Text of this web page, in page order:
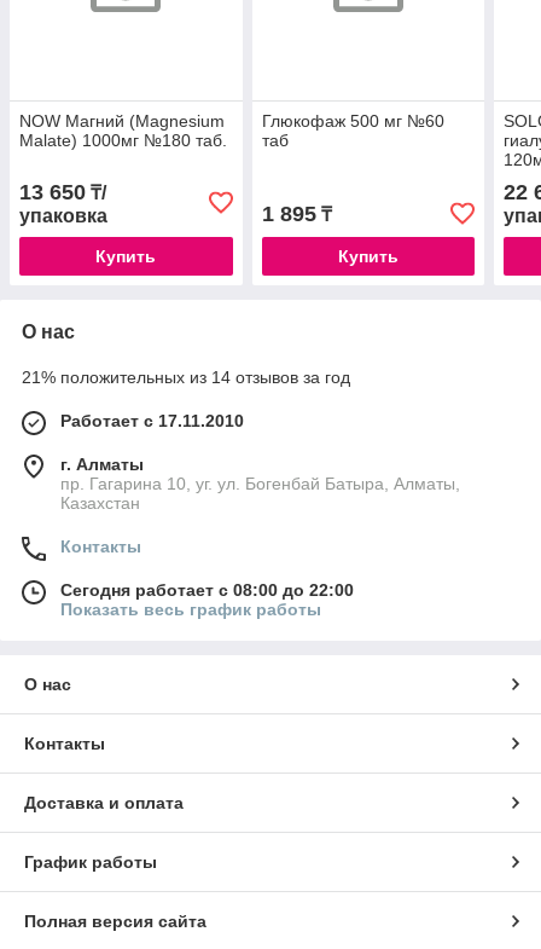
NOW Магний (Magnesium
Malate) 1000мг №180 таб.
13 650 ₸/
упаковка
Купить
Глюкофаж 500 мг №60
таб
1 895₸
Купить
22
О нас
21% положительных из 14 отзывов за год
Работает с 17.11.2010
г. Алматы
пр. Гагарина 10, уг. ул. Богенбай Батыра, Алматы,
Казахстан
Контакты
Сегодня работает с 08:00 до 22:00
Показать весь график работы
О нас
Контакты
Доставка и оплата
График работы
Полная версия сайта